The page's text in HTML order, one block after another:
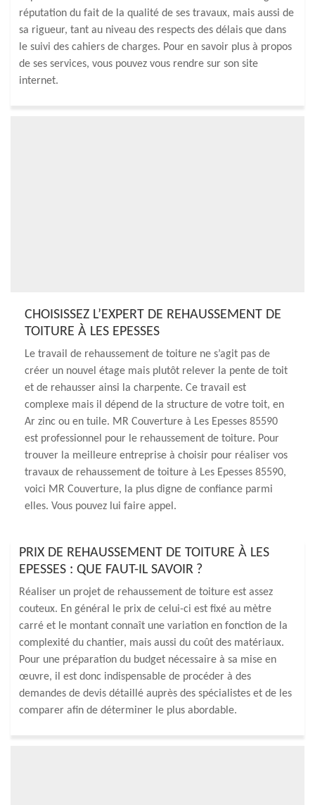
réputation du fait de la qualité de ses travaux, mais aussi de
sa rigueur, tant au niveau des respects des délais que dans
le suivi des cahiers de charges. Pour en savoir plus à propos
de ses services, vous pouvez vous rendre sur son site
internet.
CHOISISSEZ L’EXPERT DE REHAUSSEMENT DE
TOITURE À LES EPESSES
Le travail de rehaussement de toiture ne s’agit pas de
créer un nouvel étage mais plutôt relever la pente de toit
et de rehausser ainsi la charpente. Ce travail est
complexe mais il dépend de la structure de votre toit, en
Ar zinc ou en tuile. MR Couverture à Les Epesses 85590
est professionnel pour le rehaussement de toiture. Pour
trouver la meilleure entreprise à choisir pour réaliser vos
travaux de rehaussement de toiture à Les Epesses 85590,
voici MR Couverture, la plus digne de confiance parmi
elles. Vous pouvez lui faire appel.
PRIX DE REHAUSSEMENT DE TOITURE À LES
EPESSES : QUE FAUT-IL SAVOIR ?
Réaliser un projet de rehaussement de toiture est assez
couteux. En général le prix de celui-ci est fixé au mètre
carré et le montant connaît une variation en fonction de la
complexité du chantier, mais aussi du coût des matériaux.
Pour une préparation du budget nécessaire à sa mise en
œuvre, il est donc indispensable de procéder à des
demandes de devis détaillé auprès des spécialistes et de les
comparer afin de déterminer le plus abordable.